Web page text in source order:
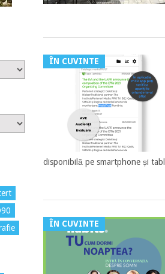
ÎN CUVINTE
disponibilă pe smartphone și
ÎN CUVINTE